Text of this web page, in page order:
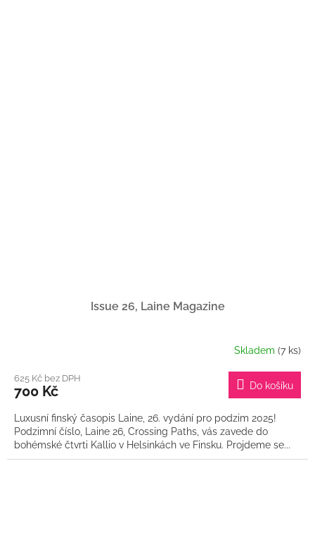
Issue 26, Laine Magazine
Skladem (7 ks)
625 Kč bez DPH
700 Kč Do košíku
Luxusní finský časopis Laine, 26. vydání pro podzim 2025!
Podzimní číslo, Laine 26, Crossing Paths, vás zavede do
bohémské čtvrti Kallio v Helsinkách ve Finsku. Projdeme se...